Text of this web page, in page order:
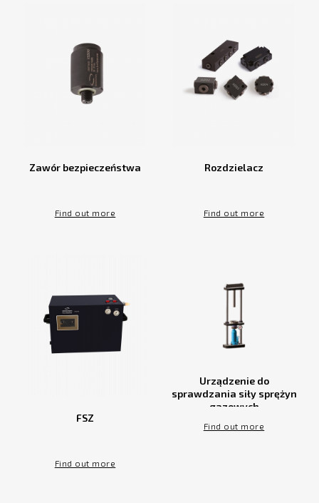
Zawór bezpieczeństwa
Find out more
Rozdzielacz
Find out more
FSZ
Find out more
Urządzenie do
sprawdzania siły sprężyn
gazowych
Find out more